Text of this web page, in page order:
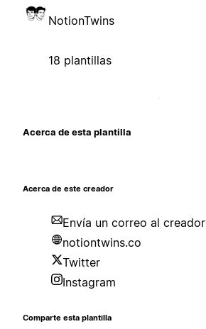
NotionTwins
18 plantillas
Acerca de esta plantilla
Acerca de este creador
Envía un correo al creador
notiontwins.co
Twitter
Instagram
Comparte esta plantilla